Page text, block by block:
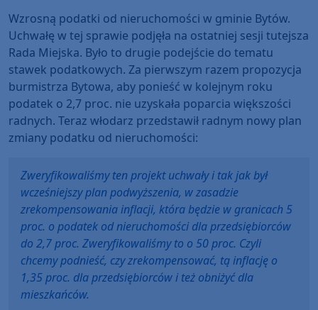
Wzrosną podatki od nieruchomości w gminie Bytów.
Uchwałę w tej sprawie podjęła na ostatniej sesji tutejsza
Rada Miejska. Było to drugie podejście do tematu
stawek podatkowych. Za pierwszym razem propozycja
burmistrza Bytowa, aby ponieść w kolejnym roku
podatek o 2,7 proc. nie uzyskała poparcia większości
radnych. Teraz włodarz przedstawił radnym nowy plan
zmiany podatku od nieruchomości:
Zweryfikowaliśmy ten projekt uchwały i tak jak był
wcześniejszy plan podwyższenia, w zasadzie
zrekompensowania inflacji, która będzie w granicach 5
proc. o podatek od nieruchomości dla przedsiębiorców
do 2,7 proc. Zweryfikowaliśmy to o 50 proc. Czyli
chcemy podnieść, czy zrekompensować, tą inflację o
1,35 proc. dla przedsiębiorców i też obniżyć dla
mieszkańców.